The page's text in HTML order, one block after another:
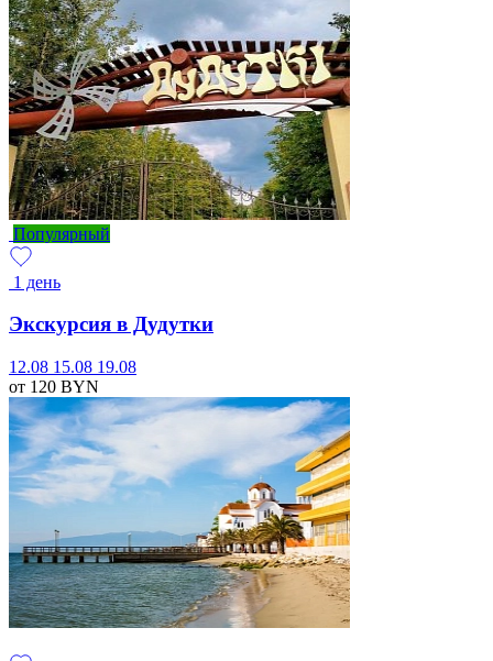
Популярный
1 день
Экскурсия в Дудутки
12.08 15.08 19.08
от 120 BYN